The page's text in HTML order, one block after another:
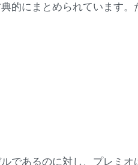
的にまとめられています
であるのに対し、プレミ